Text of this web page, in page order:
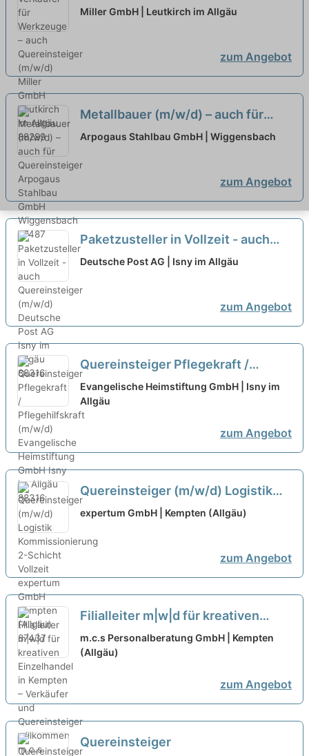
Quereinsteiger (m/w/d) neu
Miller GmbH | Leutkirch im Allgäu
zum Angebot
Metallbauer (m/w/d) – auch für
Quereinsteiger neu
Arpogaus Stahlbau GmbH | Wiggensbach
zum Angebot
Paketzusteller in Vollzeit - auch
Quereinsteiger (m/w/d) neu
Deutsche Post AG | Isny im Allgäu
zum Angebot
Quereinsteiger Pflegekraft /
Pflegehilfskraft (m/w/d) neu
Evangelische Heimstiftung GmbH | Isny im
Allgäu
zum Angebot
Quereinsteiger (m/w/d) Logistik
Kommissionierung 2-Schicht
expertum GmbH | Kempten (Allgäu)
zum Angebot
Filialleiter m|w|d für kreativen
Einzelhandel in Kempten –
Verkäufer und Quereinsteiger
m.c.s Personalberatung GmbH | Kempten
(Allgäu)
zum Angebot
Quereinsteiger